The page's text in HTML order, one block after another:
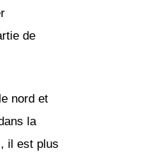
de
nord et
la
il est plus